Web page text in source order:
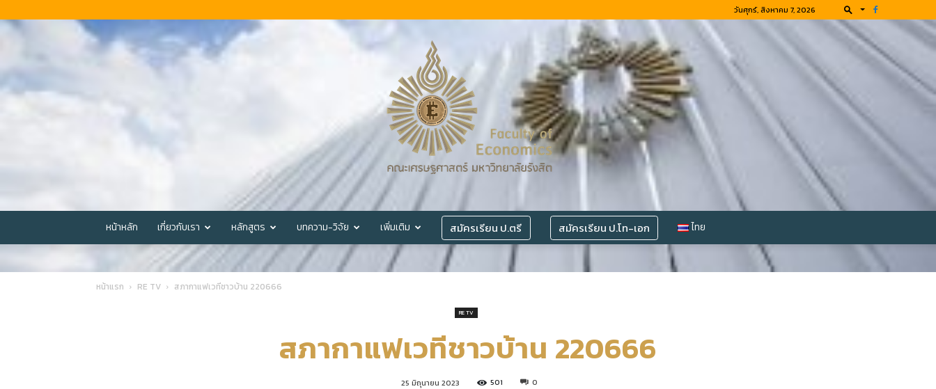
วันศุกร์, สิงหาคม 7, 2026
คณะ
หน้าหลัก เกี่ยวกับเรา หลักสูตร บทความ-วิจัย เพิ่มเติม สมัครเรียน ป.ตรี สมัครเรียน ป.โท-เอก ไทย
หน้าแรก RE TV สภากาแฟเวทีชาวบ้าน 220666
RE TV
สภากาแฟเวทีชาวบ้าน 220666
25 มิถุนายน 2023 501 0